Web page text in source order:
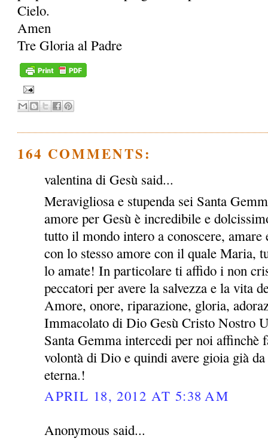
Cielo.
Amen
Tre Gloria al Padre
164 COMMENTS:
valentina di Gesù said...
Meravigliosa e stupenda sei Santa
amore per Gesù è incredibile e
tutto il mondo intero a conoscere,
con lo stesso amore con il quale Maria,
lo amate! In particolare ti affido i non
peccatori per avere la salvezza e la vita
Amore, onore, riparazione, gloria,
Immacolato di Dio Gesù Cristo Nostro
Santa Gemma intercedi per noi affinchè
volontà di Dio e quindi avere gioia già
eterna.!
APRIL 18, 2012 AT 5:38 AM
Anonymous said...